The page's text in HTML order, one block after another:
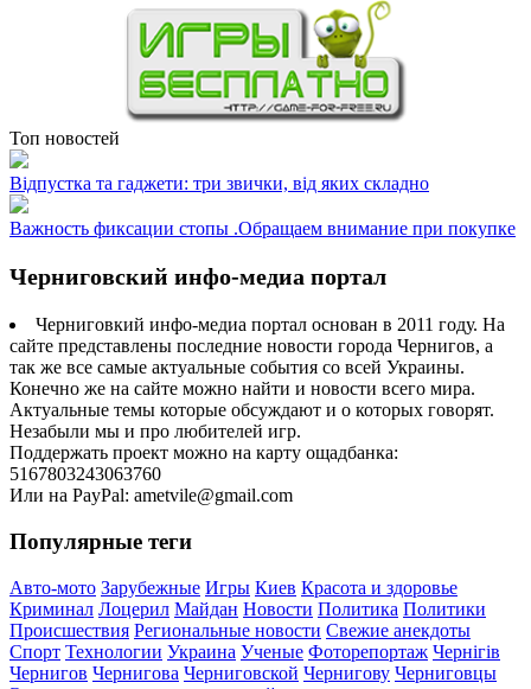
Топ новостей
Відпустка та гаджети: три звички, від яких складно
Важность фиксации стопы .Обращаем внимание при покупке
Черниговский инфо-медиа портал
Черниговкий инфо-медиа портал основан в 2011 году. На
сайте представлены последние новости города Чернигов, а
так же все самые актуальные события со всей Украины.
Конечно же на сайте можно найти и новости всего мира.
Актуальные темы которые обсуждают и о которых говорят.
Незабыли мы и про любителей игр.
Поддержать проект можно на карту ощадбанка:
5167803243063760
Или на PayPal: ametvile@gmail.com
Популярные теги
Авто-мото Зарубежные Игры Киев Красота и здоровье
Криминал Лоцерил Майдан Новости Политика Политики
Происшествия Региональные новости Свежие анекдоты
Спорт Технологии Украина Ученые Фоторепортаж Чернігів
Чернигов Чернигова Черниговской Чернигову Черниговцы